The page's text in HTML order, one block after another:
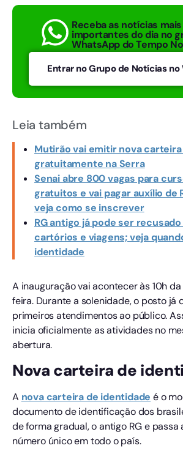
Receba as notícias mais
importantes do dia no
WhatsApp do Tempo
Entrar no Grupo de Notícias
Leia também
Mutirão vai emitir nova
gratuitamente na Serra
Senai abre 800 vagas para
gratuitos e vai pagar auxílio de
veja como se inscrever
RG antigo já pode ser
cartórios e viagens; veja
identidade
A inauguração vai acontecer às 10h
feira. Durante a solenidade, o posto já
primeiros atendimentos ao público.
inicia oficialmente as atividades no
abertura.
Nova carteira de
A nova carteira de identidade é o
documento de identificação dos
de forma gradual, o antigo RG e passa
número único em todo o país.